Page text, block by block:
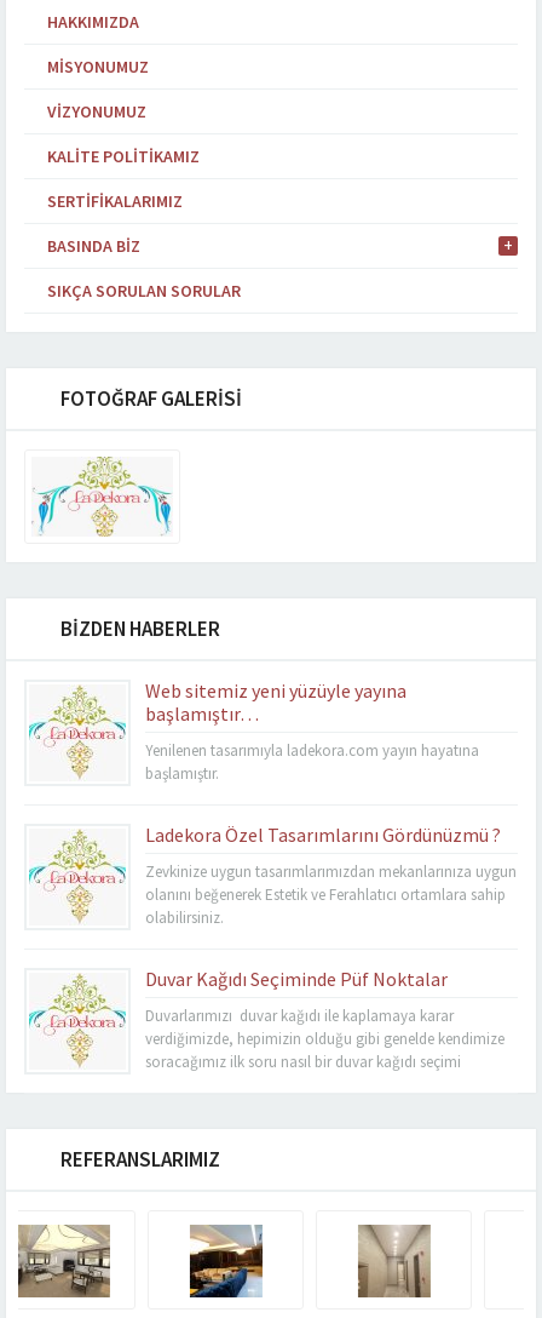
HAKKIMIZDA
MISYONUMUZ
VIZYONUMUZ
KALITE POLITIKAMIZ
SERTIFIKALARIMIZ
BASINDA BIZ
SIKÇA SORULAN SORULAR
FOTOĞRAF GALERİSİ
BİZDEN HABERLER
Web sitemiz yeni yüzüyle yayına
başlamıştır…
Yenilenen tasarımıyla ladekora.com yayın hayatına
başlamıştır.
Ladekora Özel Tasarımlarını Gördünüzmü ?
Zevkinize uygun tasarımlarımızdan mekanlarınıza uygun
olanını beğenerek Estetik ve Ferahlatıcı ortamlara sahip
olabilirsiniz.
Duvar Kağıdı Seçiminde Püf Noktalar
Duvarlarımızı duvar kağıdı ile kaplamaya karar
verdiğimizde, hepimizin olduğu gibi genelde kendimize
soracağımız ilk soru nasıl bir duvar kağıdı seçimi
istemeyiz ki uğraşlarımız ve ödediğimiz maliyetler boşa
gitsin birazda bunun içindir ki duvar kağıdı seçimi biraz...
REFERANSLARIMIZ